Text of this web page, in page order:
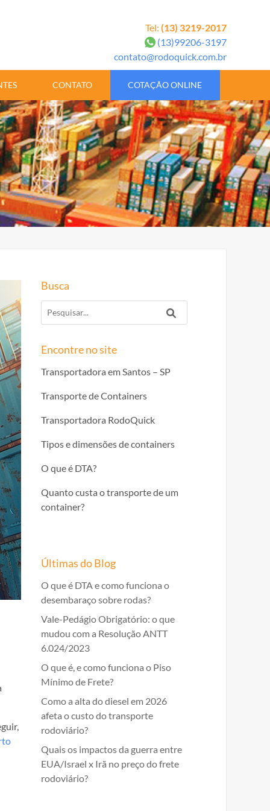
Tel: (13) 3219-2017
(13)99206-3197
contato@rodoquick.com.br
CONTATO COTAÇÃO ONLINE
Busca
Encontre no site
Transportadora em Santos – SP
Transporte de Containers
Transportadora RodoQuick
Tipos e dimensões de containers
O que é DTA?
Quanto custa o transporte de um
container?
Últimas do Blog
O que é DTA e como funciona o
desembaraço sobre rodas?
Vale-Pedágio Obrigatório: o que
mudou com a Resolução ANTT
6.024/2023
O que é, e como funciona o Piso
Mínimo de Frete?
Como a alta do diesel em 2026
afeta o custo do transporte
rodoviário?
Quais os impactos da guerra entre
EUA/Israel x Irã no preço do frete
rodoviário?